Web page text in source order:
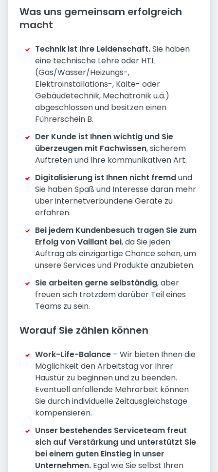
Was uns gemeinsam erfolgreich
macht
Technik ist Ihre Leidenschaft.Sie haben
eine technische Lehre oder HTL
(Gas/Wasser/Heizungs-,
Elektroinstallations-, Kälte- oder
Gebäudetechnik, Mechatronik u.ä.)
abgeschlossen und besitzen einen
Führerschein B.
Der Kunde ist Ihnen wichtig und Sie
überzeugen mit Fachwissen, sicherem
Auftreten und Ihre kommunikativen Art.
Digitalisierung ist Ihnen nicht fremdund
Sie haben Spaß und Interesse daran mehr
über internetverbundene Geräte zu
erfahren.
Bei jedem Kundenbesuch tragen Sie zum
Erfolg von Vaillant bei, da Sie jeden
Auftrag als einzigartige Chance sehen, um
unsere Services und Produkte anzubieten.
Sie arbeiten gerne selbständig, aber
freuen sich trotzdem darüber Teil eines
Teams zu sein.
Worauf Sie zählen können
Work-Life-Balance – Wir bieten Ihnen die
Möglichkeit den Arbeitstag vor Ihrer
Haustür zu beginnen und zu beenden.
Eventuell anfallende Mehrarbeit können
Sie durch individuelle Zeitausgleichstage
kompensieren.
Unser bestehendes Serviceteam freut
sich auf Verstärkung und unterstützt Sie
bei einem guten Einstieg in unser
Unternehmen. Egal wie Sie selbst Ihren